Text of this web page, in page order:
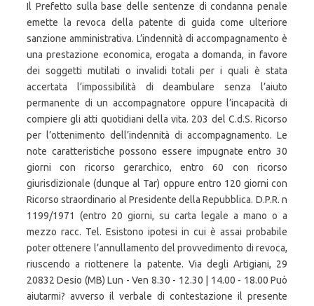
Il Prefetto sulla base delle sentenze di condanna penale
emette la revoca della patente di guida come ulteriore
sanzione amministrativa. L’indennità di accompagnamento è
una prestazione economica, erogata a domanda, in favore
dei soggetti mutilati o invalidi totali per i quali è stata
accertata l’impossibilità di deambulare senza l’aiuto
permanente di un accompagnatore oppure l’incapacità di
compiere gli atti quotidiani della vita. 203 del C.d.S. Ricorso
per l’ottenimento dell’indennità di accompagnamento. Le
note caratteristiche possono essere impugnate entro 30
giorni con ricorso gerarchico, entro 60 con ricorso
giurisdizionale (dunque al Tar) oppure entro 120 giorni con
Ricorso straordinario al Presidente della Repubblica. D.P.R. n
1199/1971 (entro 20 giorni, su carta legale a mano o a
mezzo racc. Tel. Esistono ipotesi in cui è assai probabile
poter ottenere l’annullamento del provvedimento di revoca,
riuscendo a riottenere la patente. Via degli Artigiani, 29
20832 Desio (MB) Lun - Ven 8.30 - 12.30 | 14.00 - 18.00 Può
aiutarmi? avverso il verbale di contestazione il presente